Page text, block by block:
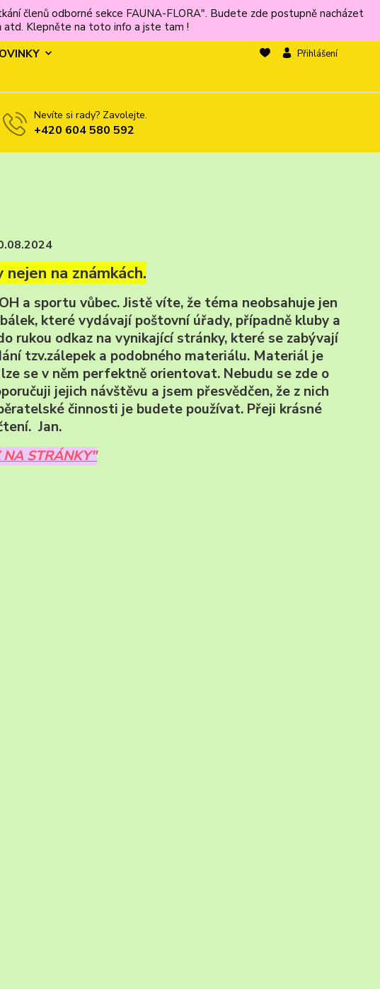
členů odborné sekce FAUNA-FLORA". Budete zde postupně nacházet
atd. Klepněte na toto info a jste tam !
Přihlášení
Nevíte si rady? Zavolejte.
+420 604 580 592
na známkách.
a sportu vůbec. Jistě víte, že téma neobsahuje jen
které vydávají poštovní úřady, případně kluby a
rukou odkaz na vynikající stránky, které se zabývají
tzv.zálepek a podobného materiálu. Materiál je
se v něm perfektně orientovat. Nebudu se zde o
jejich návštěvu a jsem přesvědčen, že z nich
činnosti je budete používat. Přeji krásné
Jan.
STRÁNKY"